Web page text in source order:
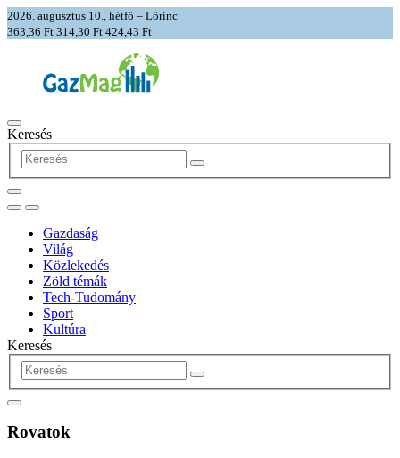
2026. augusztus 10., hétfő – Lőrinc
363,36 Ft 314,30 Ft 424,43 Ft
Keresés
Gazdaság
Világ
Közlekedés
Zöld témák
Tech-Tudomány
Sport
Kultúra
Keresés
Rovatok